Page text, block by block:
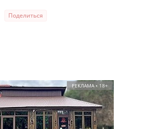
Поделиться
РЕКЛАМА • 18+